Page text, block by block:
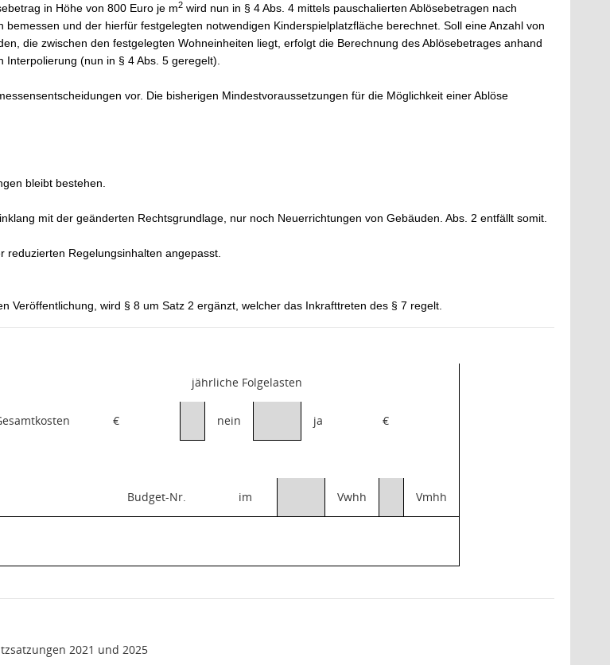
in Höhe von 800 Euro je m2 wird nun in § 4 Abs. 4 mittels pauschalierten Ablösebetragen nach
bemessen und der hierfür festgelegten notwendigen Kinderspielplatzfläche berechnet. Soll eine Anzahl von
die zwischen den festgelegten Wohneinheiten liegt, erfolgt die Berechnung des Ablösebetrages anhand
(nun in § 4 Abs. 5 geregelt).
vor. Die bisherigen Mindestvoraussetzungen für die Möglichkeit einer Ablöse
bleibt bestehen.
mit der geänderten Rechtsgrundlage, nur noch Neuerrichtungen von Gebäuden. Abs. 2 entfällt somit.
reduzierten Regelungsinhalten angepasst.
Veröffentlichung, wird § 8 um Satz 2 ergänzt, welcher das Inkrafttreten des § 7 regelt.
jährliche Folgelasten
€ nein ja €
Budget-Nr. im Vwhh Vmhh
2021 und 2025